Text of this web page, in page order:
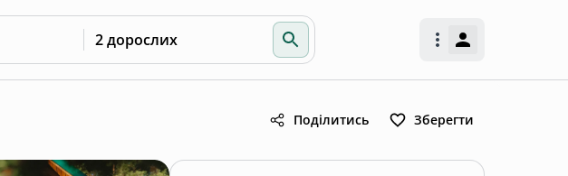
2 дорослих
Поділитись Зберегти